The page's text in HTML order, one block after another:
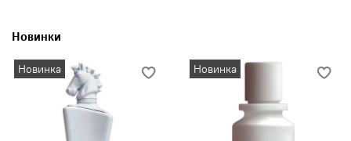
Новинки
Новинка Новинка